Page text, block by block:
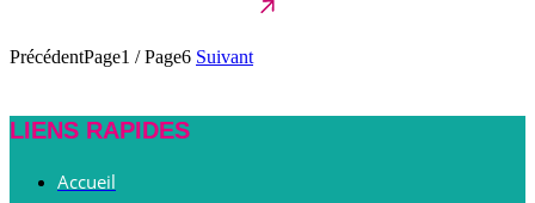
PrécédentPage1 / Page6 Suivant
LIENS RAPIDES
Accueil